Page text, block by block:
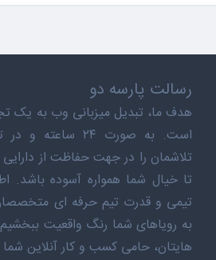
رسالت پارسه دو
هدف ما، تبدیل میزبانی وب به یک
است. به صورت ۲۴
تلاشمان را در جهت حفاظت از دارایی
تا خیال شما همواره آسوده باشد.
تیمی و قدرت تیم حرفه ای
به رویاهای شما رنگ واقعیت ببخشیم
هایتان، حامی کسب و کار آنلاین شما